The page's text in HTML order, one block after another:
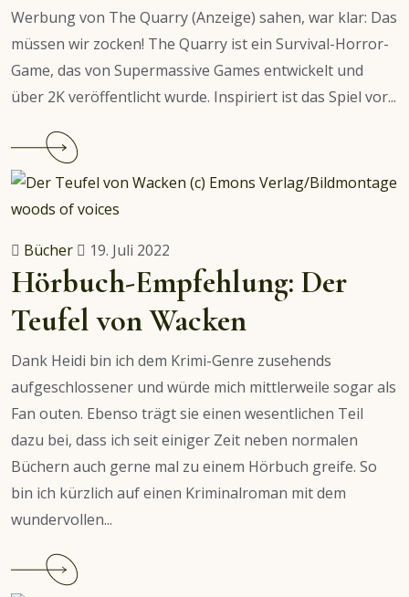
2022
Werbung von The Quarry (Anzeige) sahen, war klar: Das
müssen wir zocken! The Quarry ist ein Survival-Horror-
Game, das von Supermassive Games entwickelt und
über 2K veröffentlicht wurde. Inspiriert ist das Spiel vor...
The
Quarry
–
Mordsspaß!
Bücher 19. Juli 2022
Hörbuch-Empfehlung: Der
Teufel von Wacken
Dank Heidi bin ich dem Krimi-Genre zusehends
aufgeschlossener und würde mich mittlerweile sogar als
Fan outen. Ebenso trägt sie einen wesentlichen Teil
dazu bei, dass ich seit einiger Zeit neben normalen
Büchern auch gerne mal zu einem Hörbuch greife. So
bin ich kürzlich auf einen Kriminalroman mit dem
wundervollen...